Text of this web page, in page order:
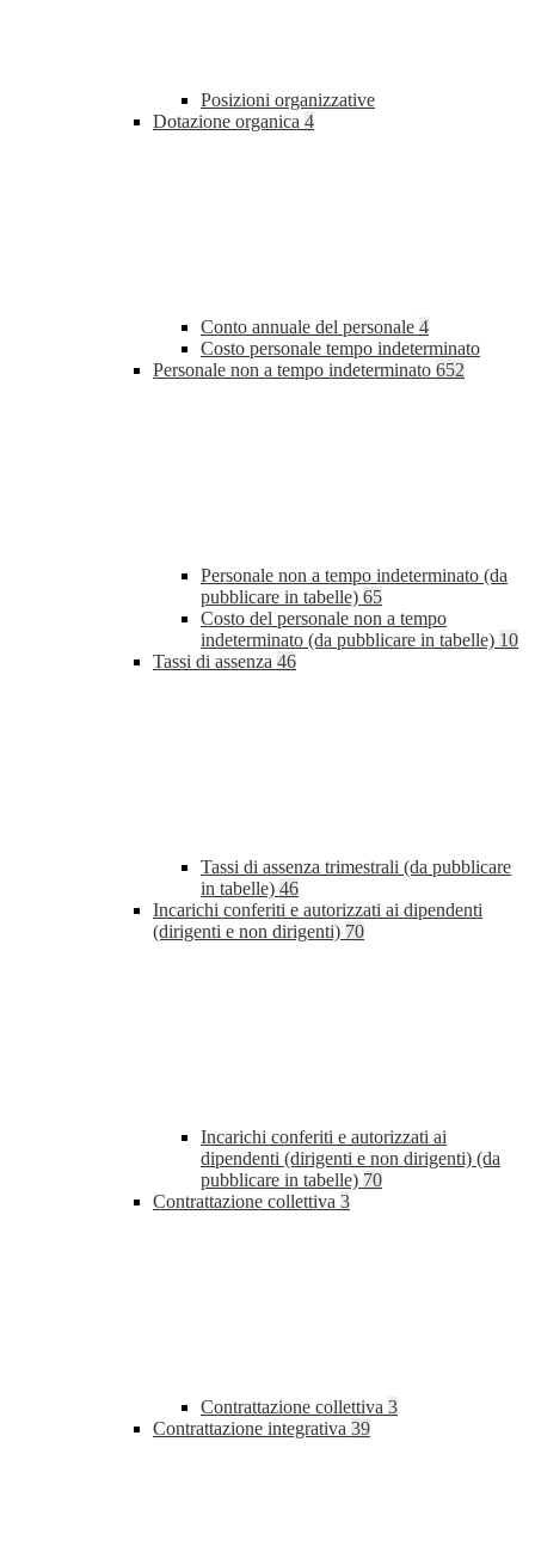
Posizioni organizzative
Dotazione organica 4
Conto annuale del personale 4
Costo personale tempo indeterminato
Personale non a tempo indeterminato 652
Personale non a tempo indeterminato (da
pubblicare in tabelle) 65
Costo del personale non a tempo
indeterminato (da pubblicare in tabelle) 10
Tassi di assenza 46
Tassi di assenza trimestrali (da pubblicare
in tabelle) 46
Incarichi conferiti e autorizzati ai dipendenti
(dirigenti e non dirigenti) 70
Incarichi conferiti e autorizzati ai
dipendenti (dirigenti e non dirigenti) (da
pubblicare in tabelle) 70
Contrattazione collettiva 3
Contrattazione collettiva 3
Contrattazione integrativa 39